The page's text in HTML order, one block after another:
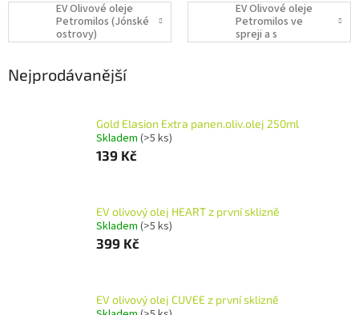
EV Olivové oleje
Petromilos (Jónské
ostrovy)
EV Olivové oleje
Petromilos ve
spreji a s
příchutěmi (Jónské
Nejprodávanější
Gold Elasion Extra panen.oliv.olej 250ml
Skladem (>5 ks)
139 Kč
EV olivový olej HEART z první sklizně
Skladem (>5 ks)
399 Kč
EV olivový olej CUVEE z první sklizně